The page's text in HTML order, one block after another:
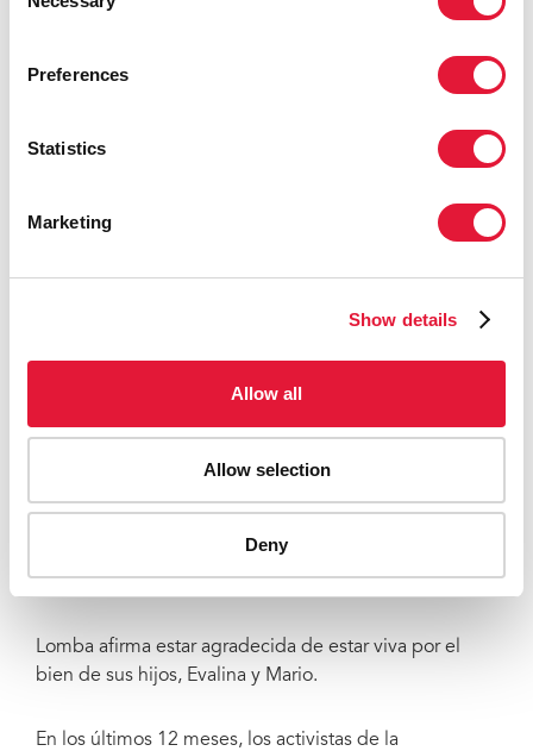
Selection
Preferences
Statistics
Marketing
Show details
Allow all
Allow selection
Deny
convencerlas de retomar la terapia antirretrovírica.
«Hablar con alguien cara a cara hace que sea más fácil
convencer a la persona para que vuelva al centro de
planteando desafíos para las comunidades».
El personal sanitario como Alfredo Cunha, trabajador
en el centro de salud de Macurungo, trata a todos los
una enfermedad relacionada con el sida. Cuando ella
malaria, pero cuando se hizo la prueba del VIH, los
resultados dieron positivo. Durante las inundaciones
perdió su carnet de identidad y no pudo seguir
a recibir una documentación nueva y a retomar el
tratamiento.
Lomba afirma estar agradecida de estar viva por el
bien de sus hijos, Evalina y Mario.
En los últimos 12 meses, los activistas de la